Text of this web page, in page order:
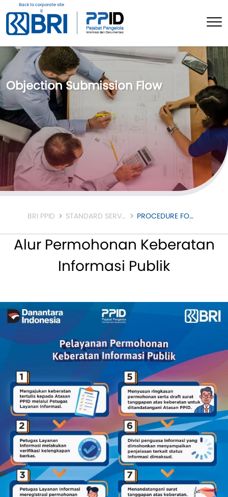
Back to corporate site
Objection Submission Flow
BRI PPID STANDARD SERVICES PROCEDURE FOR SUBMITTING AN OBJECTION
Alur Permohonan Keberatan
Informasi Publik